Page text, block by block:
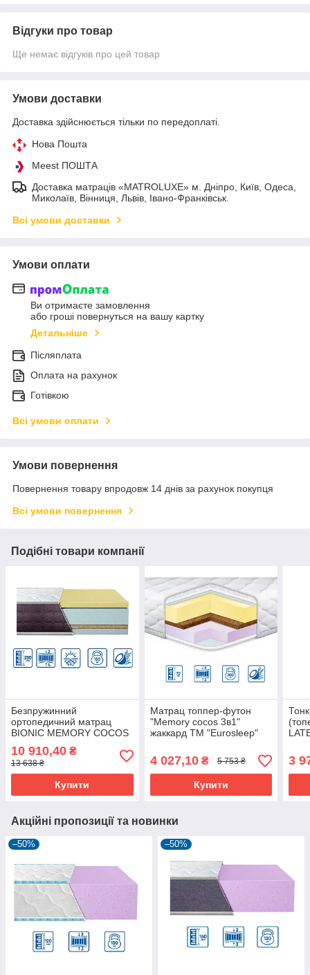
Відгуки про товар
Ще немає відгуків про цей товар
Умови доставки
Доставка здійснюється тільки по передоплаті.
Нова Пошта
Meest ПОШТА
Доставка матраців «MATROLUXE» м. Дніпро, Київ, Одеса,
Миколаїв, Вінниця, Львів, Івано-Франківськ.
Всі умови доставки
Умови оплати
Ви отримаєте замовлення
або гроші повернуться на вашу картку
Детальніше
Післяплата
Оплата на рахунок
Готівкою
Всі умови оплати
Умови повернення
Повернення товару впродовж 14 днів за рахунок покупця
Всі умови повернення
Подібні товари компанії
Безпружинний
ортопедичний матрац
BIONIC MEMORY COCOS
23 см середньої
жорсткості/м'який ТМ
"Eurosleep"
10 910,40 ₴
13 638 ₴
Купити
Матрац топпер-футон
"Memory cocos 3в1"
жаккард ТМ "Eurosleep"
4 027,10₴ 5 753 ₴
Купити
3
Акційні пропозиції та новинки
–50% –50%